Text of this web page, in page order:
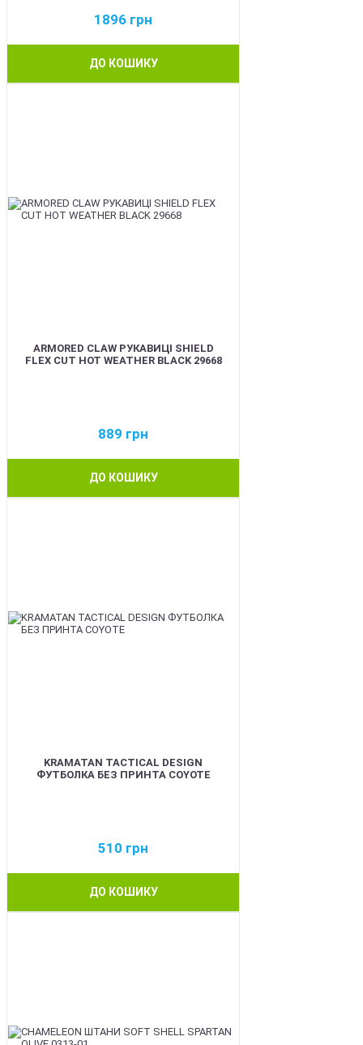
1896 грн
ДО КОШИКУ
ARMORED CLAW РУКАВИЦІ SHIELD
FLEX CUT HOT WEATHER BLACK 29668
889 грн
ДО КОШИКУ
KRAMATAN TACTICAL DESIGN
ФУТБОЛКА БЕЗ ПРИНТА COYOTE
510 грн
ДО КОШИКУ